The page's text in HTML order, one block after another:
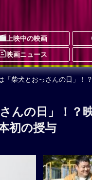
上映中の映画
映画ニュース
「柴犬とおっさんの日」！
んの日」！？
初の授与